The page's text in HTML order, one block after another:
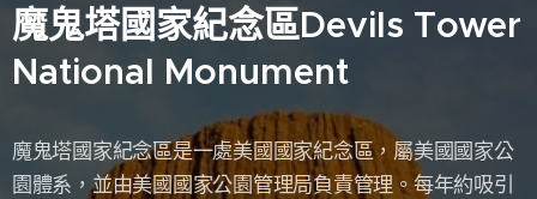
魔鬼塔國家紀念區Devils Tower
National Monument
魔鬼塔國家紀念區是一處美國國家紀念區，屬美國國家公
園體系，並由美國國家公園管理局負責管理。每年約吸引